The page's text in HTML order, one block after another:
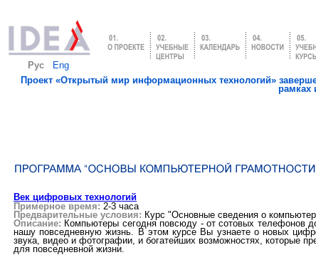
Рус
Eng
Проект «Открытый мир информационных технологий»
рамках
Век цифровых технологий
Примерное время: 2-3 часа
Предварительные условия: Курс "Основные сведения о
Описание: Компьютеры сегодня повсюду - от сотовых телефонов
нашу повседневную жизнь. В этом курсе Вы узнаете о новых
звука, видео и фотографии, и богатейших возможностях, которые
для повседневной жизни.